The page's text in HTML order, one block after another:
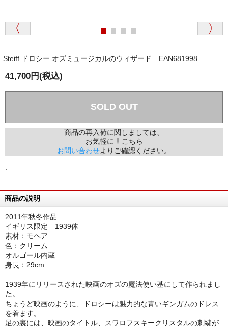
Steiff ドロシー オズミュージカルのウィザード EAN681998
41,700円(税込)
SOLD OUT
商品の再入荷に関しましては、
お気軽に ⇩ こちら
お問い合わせよりご確認ください。
商品の説明
2011年秋冬作品
イギリス限定 1939体
素材：モヘア
色：クリーム
オルゴール内蔵
身長：29cm
1939年にリリースされた映画のオズの魔法使い基にして作られまし
た。
ちょうど映画のように、ドロシーは魅力的な青いギンガムのドレス
を着ます。
足の裏には、映画のタイトル、スワロフスキークリスタルの刺繍が